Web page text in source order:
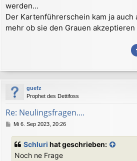
werden...
Der Kartenführerschein kam ja auch
mehr ob sie den Grauen akzeptieren
guefz
Prophet des Dettifoss
Re: Neulingsfragen....
BMi 6. Sep 2023, 20:26
Schluri hat geschrieben:
Noch ne Frage